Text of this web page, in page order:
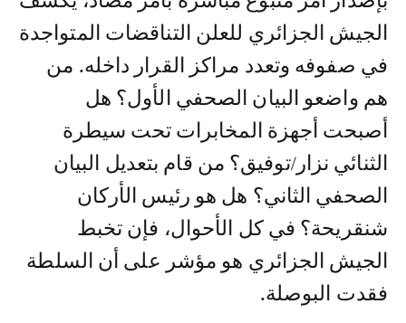
الجيش الجزائري للعلن التناقضات المتواجدة
في صفوفه وتعدد مراكز القرار داخله. من
هم واضعو البيان الصحفي الأول؟ هل
أصبحت أجهزة المخابرات تحت سيطرة
الثنائي نزار/توفيق؟ من قام بتعديل البيان
الصحفي الثاني؟ هل هو رئيس الأركان
شنقريحة؟ في كل الأحوال، فإن تخبط
الجيش الجزائري هو مؤشر على أن السلطة
فقدت البوصلة.